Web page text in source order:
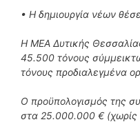
• Η δημιουργία νέων
Η ΜΕΑ Δυτικής
45.500 τόνους
τόνους προδιαλεγμένα
Ο προϋπολογισμός της
στα 25.000.000 €